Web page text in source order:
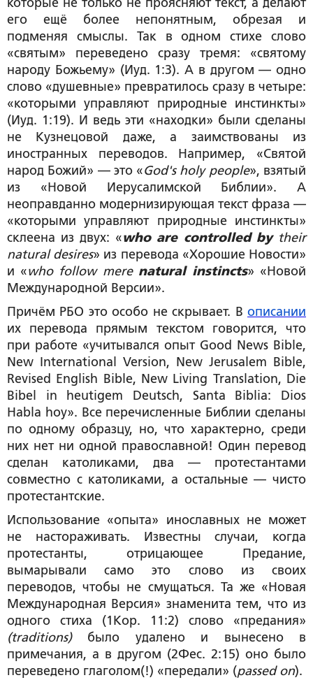
которые не только не проясняют текст, а делают
его ещё более непонятным, обрезая и
подменяя смыслы. Так в одном стихе слово
«святым» переведено сразу тремя: «святому
народу Божьему» (Иуд. 1:3). А в другом — одно
слово «душевные» превратилось сразу в четыре:
«которыми управляют природные инстинкты»
(Иуд. 1:19). И ведь эти «находки» были сделаны
не Кузнецовой даже, а заимствованы из
иностранных переводов. Например, «Святой
народ Божий» — это «God's holy people», взятый
из «Новой Иерусалимской Библии». А
неоправданно модернизирующая текст фраза —
«которыми управляют природные инстинкты»
склеена из двух: «who are controlled bytheir
natural desires» из перевода «Хорошие Новости»
и «who follow mere natural instincts» «Новой
Международной Версии».
Причём РБО это особо не скрывает. В описании
их
перевода прямым текстом говорится,что
при работе «учитывался опытGood News Bible,
New International Version, New Jerusalem Bible,
Revised English Bible, New Living Translation, Die
Bibel in heutigem Deutsch, Santa Biblia: Dios
Habla hoy». Все перечисленные Библии сделаны
по одному образцу, но, что характерно, среди
них нет ни одной православной! Один перевод
сделан католиками, два — протестантами
совместно с католиками, а остальные — чисто
протестантские.
Использование «опыта» инославных не может
не настораживать. Известны случаи, когда
протестанты, отрицающее Предание,
вымарывали само это слово из своих
переводов, чтобы не смущаться. Та же «Новая
Международная Версия» знаменита тем, что из
одного стиха (1Кор. 11:2) слово «предания»
(traditions)было удалено и вынесено в
примечания, а в другом (2Фес. 2:15) оно было
переведено глаголом(!) «передали» (passed on).